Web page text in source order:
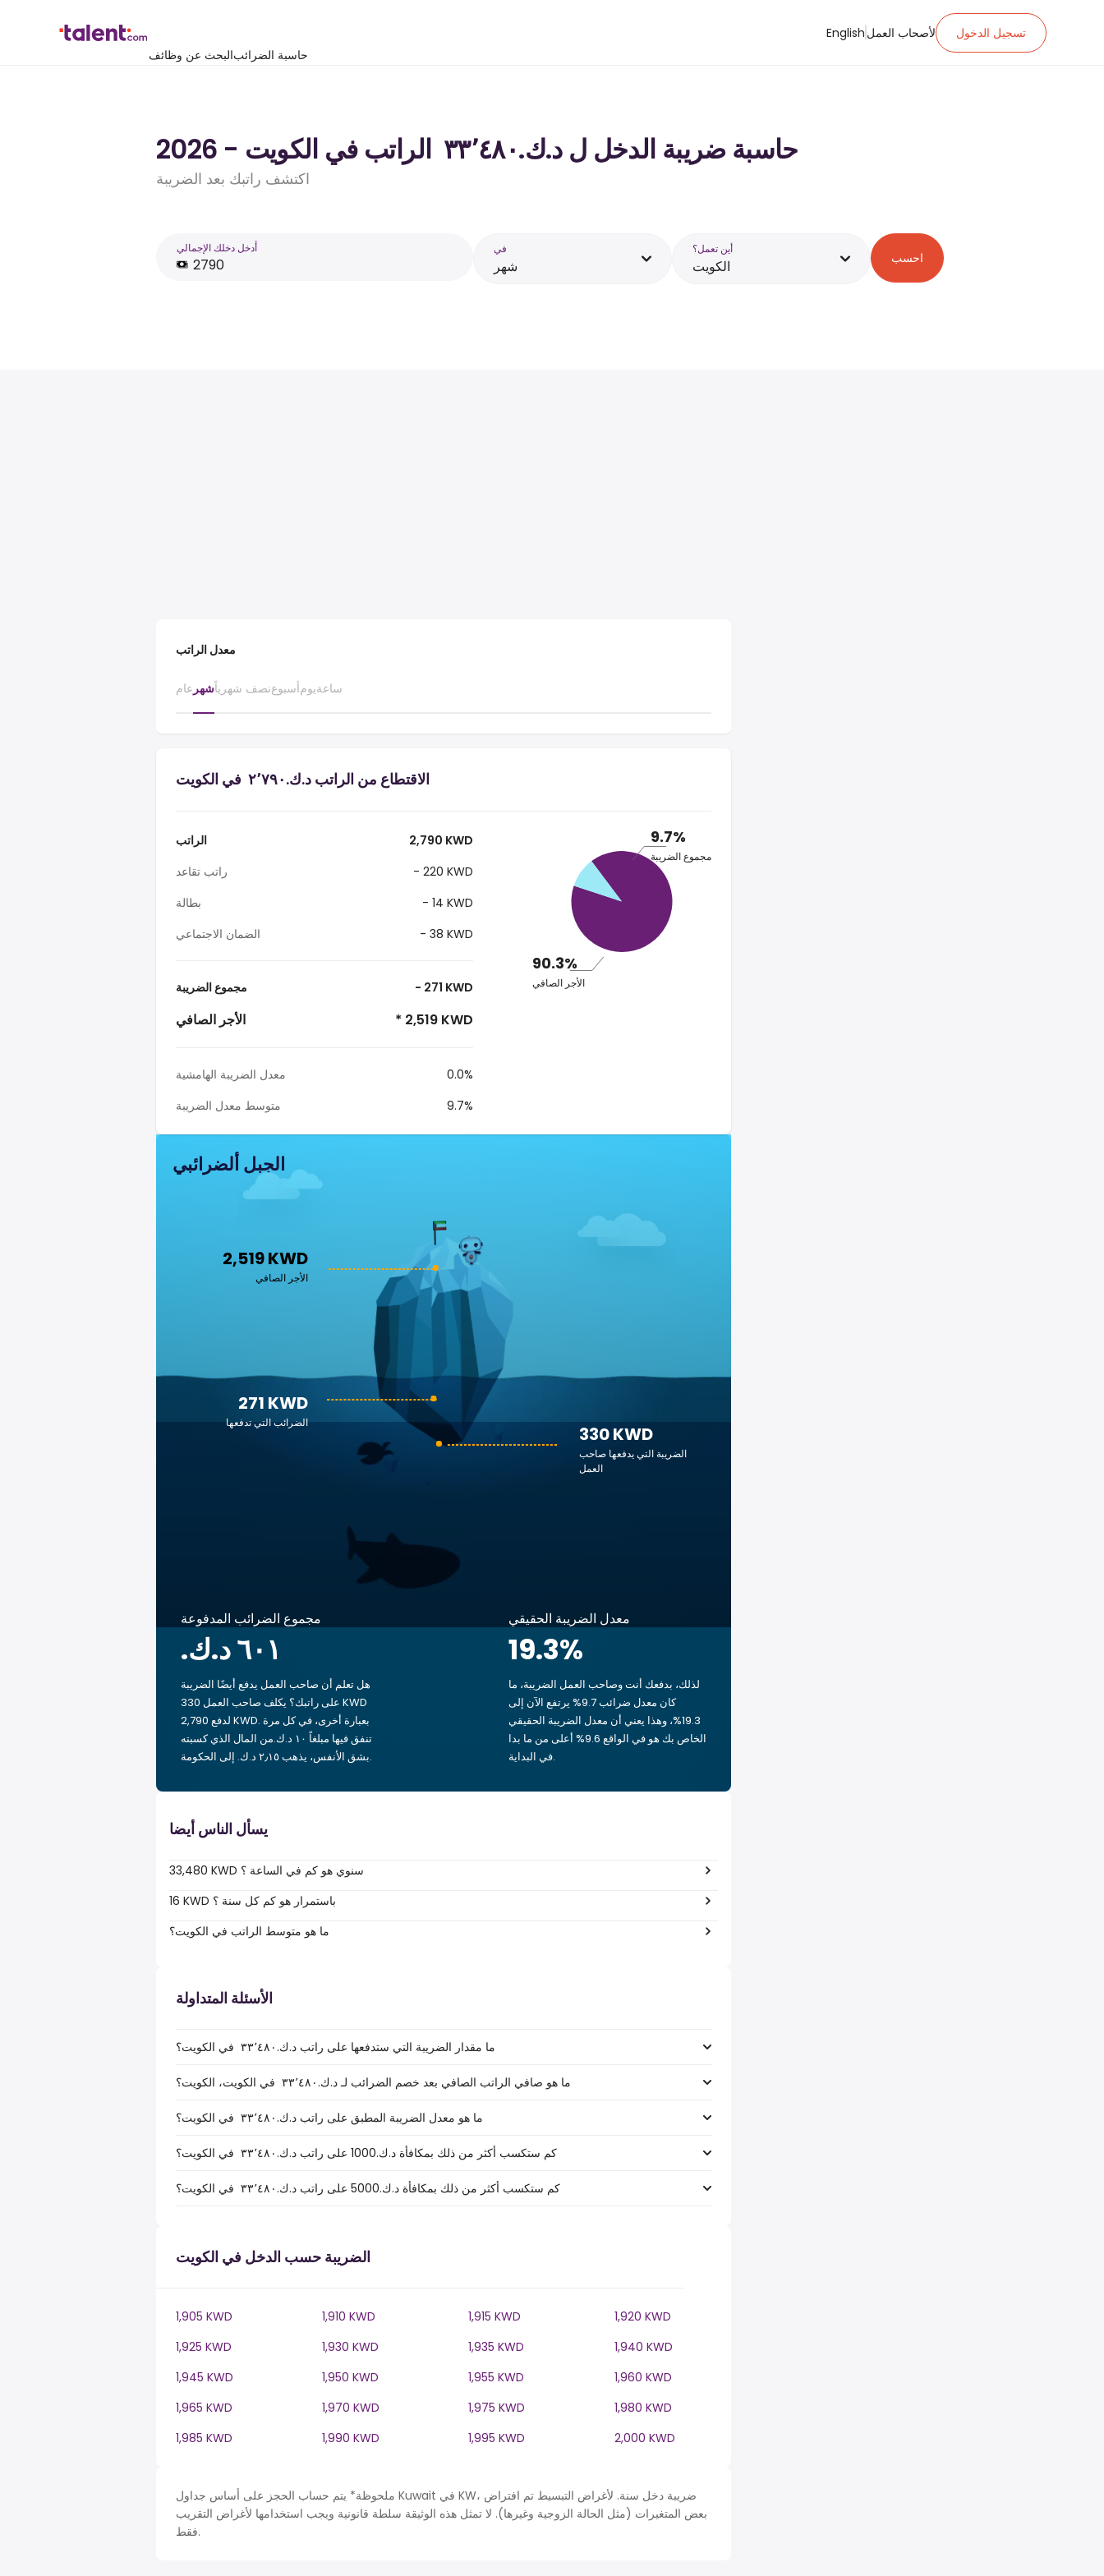
البحث عن وظائفحاسبة الضرائب
English لأصحاب العمل تسجيل الدخول
حاسبة ضريبة الدخل ل د.ك.‏٣٣٬٤٨٠ ‏ الراتب في الكويت - 2026
اكتشف راتبك بعد الضريبة
أَدخل دخلك الإجمالي في
شهر
أين تعمل؟
الكويت احسب
معدل الراتب
عام شهرنصف شهرياًأسبوعيومساعة
الاقتطاع من الراتب د.ك.‏٢٬٧٩٠ ‏ في الكويت
الراتب
2,790 KWD
راتب تقاعد
- 220 KWD
بطالة
- 14 KWD
الضمان الاجتماعي
- 38 KWD
مجموع الضريبة - 271 KWD
الأجر الصافي * 2,519 KWD
معدل الضريبة الهامشية
0.0%
متوسط معدل الضريبة
9.7%
9.7%
مجموع الضريبة
90.3%
الأجر الصافي
الجبل ألضرائبي
2,519 KWD
الأجر الصافي
330 KWD
الضريبة التي يدفعها صاحب
العمل
271 KWD
الضرائب التي تدفعها
مجموع الضرائب المدفوعة
هل تعلم أن صاحب العمل يدفع أيضًا الضريبة
على راتبك؟ يكلف صاحب العمل 330 KWD
لدفع 2,790 KWD. بعبارة أخرى، في كل مرة
تنفق فيها مبلغاً ‏١٠ د.ك.‏من المال الذي كسبته
بشق الأنفس، يذهب ‏٢٫١٥ د.ك.‏ إلى الحكومة.
معدل الضريبة الحقيقي
19.3%
لذلك، بدفعك أنت وصاحب العمل الضريبة، ما
كان معدل ضرائب 9.7% يرتفع الآن إلى
19.3%، وهذا يعني أن معدل الضريبة الحقيقي
الخاص بك هو في الواقع 9.6% أعلى من ما بدا
في البداية.
يسأل الناس أيضا
33,480 KWD سنوي هو كم في الساعة ؟
16 KWD باستمرار هو كم كل سنة ؟
ما هو متوسط الراتب في الكويت؟
الأسئلة المتداولة
ما مقدار الضريبة التي ستدفعها على راتب د.ك.‏٣٣٬٤٨٠ ‏ في الكويت؟
ما هو صافي الراتب الصافي بعد خصم الضرائب لـ د.ك.‏٣٣٬٤٨٠ ‏ في الكويت، الكويت؟
ما هو معدل الضريبة المطبق على راتب د.ك.‏٣٣٬٤٨٠ ‏ في الكويت؟
كم ستكسب أكثر من ذلك بمكافأة د.ك.1000 على راتب د.ك.‏٣٣٬٤٨٠ ‏ في الكويت؟
كم ستكسب أكثر من ذلك بمكافأة د.ك.5000 على راتب د.ك.‏٣٣٬٤٨٠ ‏ في الكويت؟
الضريبة حسب الدخل في الكويت
1,905 KWD 1,910 KWD 1,915 KWD
1,920 KWD
1,925 KWD
1,930 KWD 1,935 KWD
1,940 KWD
1,945 KWD
1,950 KWD 1,955 KWD
1,960 KWD
1,965 KWD
1,970 KWD 1,975 KWD
1,980 KWD
1,985 KWD
1,990 KWD 1,995 KWD 2,000 KWD
ملحوظة* يتم حساب الحجز على أساس جداول Kuwait في KW، ضريبة دخل سنة. لأغراض التبسيط تم افتراض
بعض المتغيرات (مثل الحالة الزوجية وغيرها). لا تمثل هذه الوثيقة سلطة قانونية ويجب استخدامها لأغراض التقريب
فقط.